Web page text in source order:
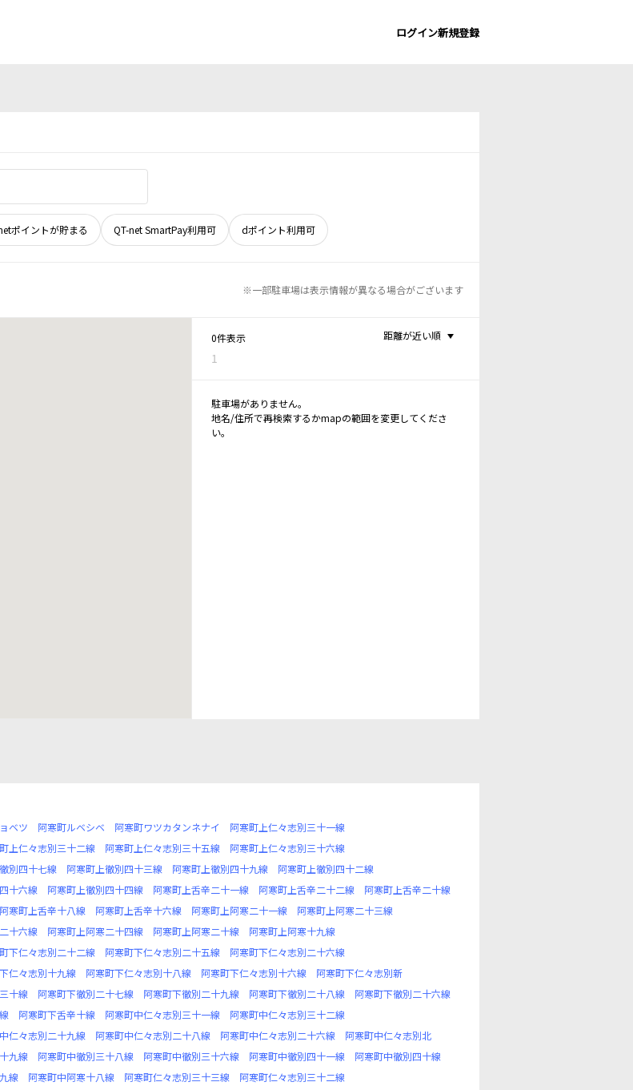
ログイン新規登録
ポイントが貯まる QT-net SmartPay利用可 dポイント利用可
※一部駐車場は表示情報が異なる場合がございます
0件表示
1
距離が近い順
駐車場がありません。
地名/住所で再検索するかmapの範囲を変更してくださ
い。
ベツ 阿寒町ルベシベ 阿寒町ワツカタンネナイ
阿寒町上仁々志別三十一線
上仁々志別三十二線 阿寒町上仁々志別三十五線
阿寒町上仁々志別三十六線
別四十七線 阿寒町上徹別四十三線 阿寒町上徹別四十九線
阿寒町上徹別四十二線
十六線 阿寒町上徹別四十四線 阿寒町上舌辛二十一線 阿寒町上舌辛二十二線
阿寒町上舌辛二十線
阿寒町上舌辛十八線 阿寒町上舌辛十六線 阿寒町上阿寒二十一線
阿寒町上阿寒二十三線
十六線 阿寒町上阿寒二十四線 阿寒町上阿寒二十線
阿寒町上阿寒十九線
下仁々志別二十二線 阿寒町下仁々志別二十五線
阿寒町下仁々志別二十六線
仁々志別十九線 阿寒町下仁々志別十八線 阿寒町下仁々志別十六線
阿寒町下仁々志別新
十線 阿寒町下徹別二十七線 阿寒町下徹別二十九線 阿寒町下徹別二十八線
阿寒町下徹別二十六線
阿寒町下舌辛十線 阿寒町中仁々志別三十一線
阿寒町中仁々志別三十二線
仁々志別二十九線 阿寒町中仁々志別二十八線 阿寒町中仁々志別二十六線
阿寒町中仁々志別北
九線 阿寒町中徹別三十八線 阿寒町中徹別三十六線 阿寒町中徹別四十一線
阿寒町中徹別四十線
線 阿寒町中阿寒十八線 阿寒町仁々志別三十三線
阿寒町仁々志別三十二線